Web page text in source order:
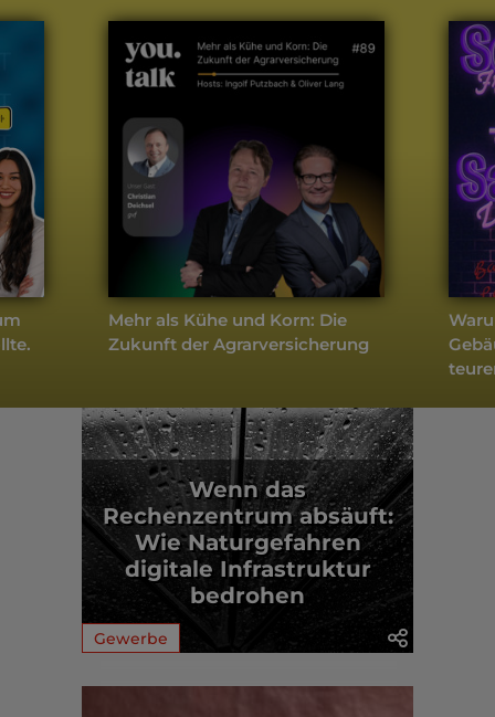
Mehr als Kühe und Korn: Die
Zukunft der Agrarversicherung
weitere Podcasts
Komposit- Aktuell
Wenn das
Rechenzentrum absäuft:
Wie Naturgefahren
digitale Infrastruktur
bedrohen
Gewerbe